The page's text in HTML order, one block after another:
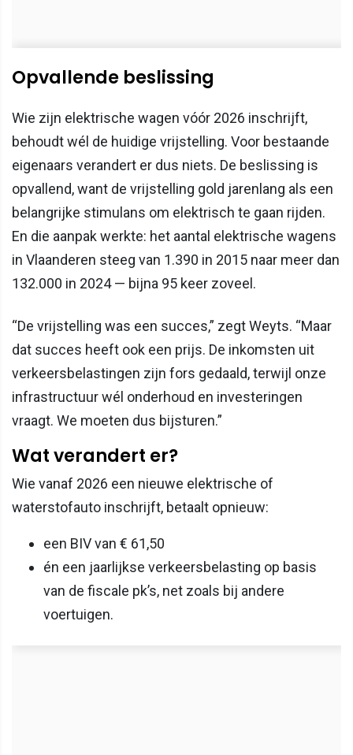
Opvallende beslissing
Wie zijn elektrische wagen vóór 2026 inschrijft,
behoudt wél de huidige vrijstelling. Voor bestaande
eigenaars verandert er dus niets. De beslissing is
opvallend, want de vrijstelling gold jarenlang als een
belangrijke stimulans om elektrisch te gaan rijden.
En die aanpak werkte: het aantal elektrische wagens
in Vlaanderen steeg van 1.390 in 2015 naar meer dan
132.000 in 2024 — bijna 95 keer zoveel.
“De vrijstelling was een succes,” zegt Weyts. “Maar
dat succes heeft ook een prijs. De inkomsten uit
verkeersbelastingen zijn fors gedaald, terwijl onze
infrastructuur wél onderhoud en investeringen
vraagt. We moeten dus bijsturen.”
Wat verandert er?
Wie vanaf 2026 een nieuwe elektrische of
waterstofauto inschrijft, betaalt opnieuw:
een BIV van € 61,50
én een jaarlijkse verkeersbelasting op basis
van de fiscale pk’s, net zoals bij andere
voertuigen.